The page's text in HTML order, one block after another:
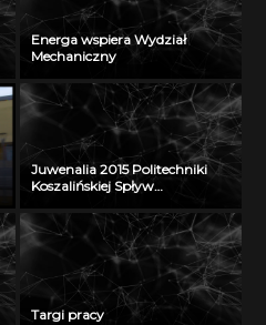
Energa wspiera Wydział
Mechaniczny
Juwenalia 2015 Politechniki
Koszalińskiej Spływ
Targi pracy